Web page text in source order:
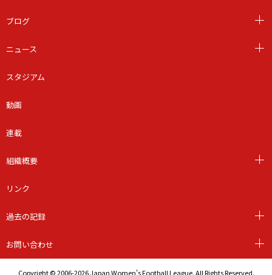
ブログ
ニュース
スタジアム
動画
連載
組織概要
リンク
過去の記録
お問い合わせ
Copyright © 2006-2026 Japan Women's Football League. All Rights Reserved.